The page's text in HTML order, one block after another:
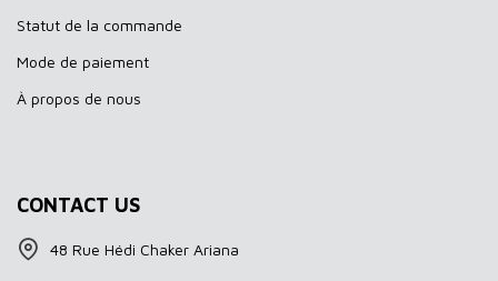
Statut de la commande
Mode de paiement
À propos de nous
CONTACT US
48 Rue Hédi Chaker Ariana